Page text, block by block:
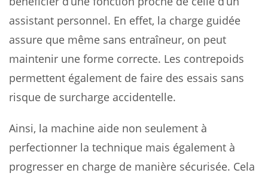
assistant personnel. En effet, la charge guidée
assure que même sans entraîneur, on peut
maintenir une forme correcte. Les contrepoids
permettent également de faire des essais sans
risque de surcharge accidentelle.
Ainsi, la machine aide non seulement à
perfectionner la technique mais également à
progresser en charge de manière sécurisée. Cela